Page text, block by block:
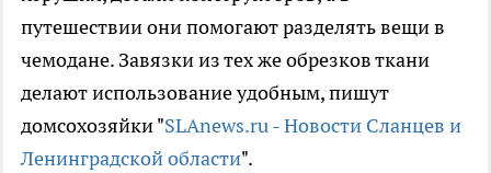
путешествии они помогают разделять вещи в
чемодане. Завязки из тех же обрезков ткани
делают использование удобным, пишут
домсохозяйки "SLAnews.ru - Новости Сланцев и
Ленинградской области".